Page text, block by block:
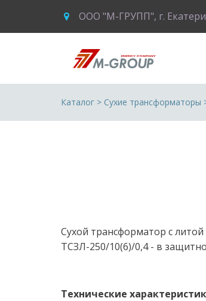
ООО "М-ГРУПП", г.
Каталог > Сухие трансформаторы
Сухой трансформатор с
ТСЗЛ-250/10(6)/0,4 - в
Технические